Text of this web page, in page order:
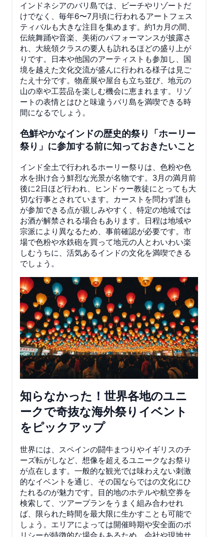
インドネシアのバリ島では、ビーチやリゾートだ
けでなく、毎年6〜7月頃に行われるアートフェス
ティバルも大きな注目を集めます。約1カ月の間、
伝統舞踊や音楽、美術のパフォーマンスが披露さ
れ、大統領クラスの要人も訪れるほどの盛り上が
りです。日本や他国のアーティストも参加し、国
境を越えた文化交流が盛んに行われる様子は見ご
たえ十分です。物産展や屋台も立ち並び、地元の
山の幸や工芸品を楽しむ機会に恵まれます。リゾ
ートの表情とはひと味違うバリ島を満喫できる時
間になるでしょう。
色鮮やかなインドの歴史的祭り「ホーリー
祭り」に参加する前に知っておきたいこと
インド全土で行われるホーリー祭りは、色粉や色
水を掛け合う鮮烈な光景が名物です。3月の満月前
後に2日ほど行われ、ヒンドゥー教徒にとっても大
切な行事とされています。カーストを問わず誰も
が参加できる点が親しみやすく、特定の地域では
お酒が解禁される場合もあります。日程は地域や
宗派により異なるため、事前確認が必要です。市
場で色粉や水鉄砲を買って地元の人とわいわい楽
しむうちに、活気あるインドの文化を満喫できる
でしょう。
知らなかった！世界各地のユニ
ークで奇抜な海外祭りイベント
をピックアップ
世界には、スペインの闘牛まつりやイギリスのチ
ーズ転がしなど、想像を超えるユニークなお祭り
が点在します。一般的な観光では味わえない刺激
的なイベントを通じ、その国ならではの文化にひ
たれるのが魅力です。目的地のホテルや航空券を
検索して、ツアープランをうまく組み合わせれ
ば、限られた時間を最大限に生かすことも可能で
しょう。エリアによっては開催時期や安全面のポ